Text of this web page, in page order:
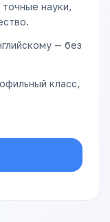
науки,
— без
класс,